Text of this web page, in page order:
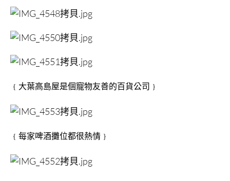
﹛大葉高島屋是個寵物友善的百貨公司﹜
﹛每家啤酒攤位都很熱情﹜